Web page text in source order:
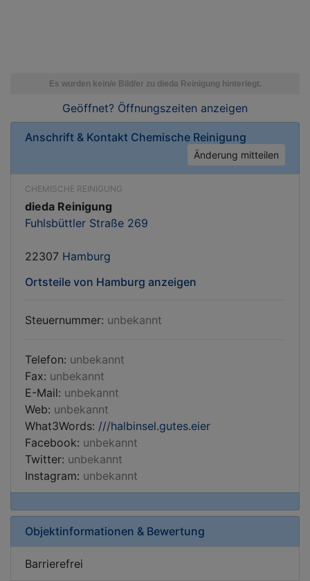
Geöffnet? Öffnungszeiten anzeigen
Anschrift & Kontakt Chemische Reinigung
Änderung mitteilen
CHEMISCHE REINIGUNG
dieda Reinigung
Fuhlsbüttler Straße 269
22307 Hamburg
Ortsteile von Hamburg anzeigen
Steuernummer: unbekannt
Telefon: unbekannt
Fax: unbekannt
E-Mail: unbekannt
Web: unbekannt
What3Words: ///halbinsel.gutes.eier
Facebook: unbekannt
Twitter: unbekannt
Instagram: unbekannt
Objektinformationen & Bewertung
Barrierefrei